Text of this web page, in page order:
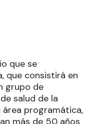
que se
que consistirá en
grupo de
salud de la
programática,
más de 50 años